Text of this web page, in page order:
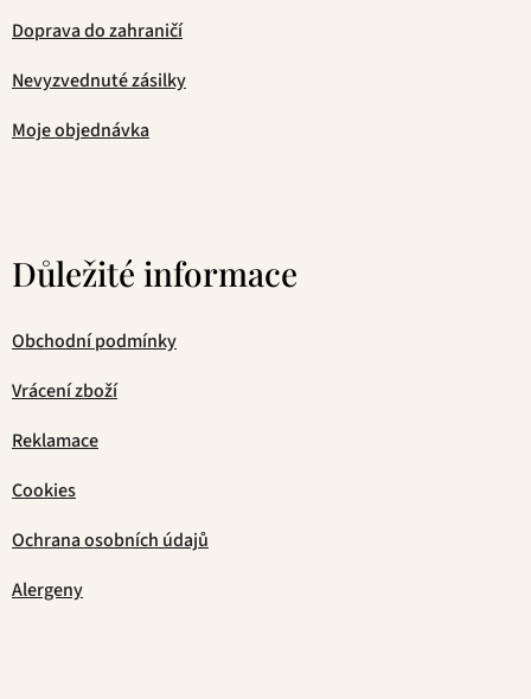
Doprava do zahraničí
Nevyzvednuté zásilky
Moje objednávka
Důležité informace
Obchodní podmínky
Vrácení zboží
Reklamace
Cookies
Ochrana osobních údajů
Alergeny